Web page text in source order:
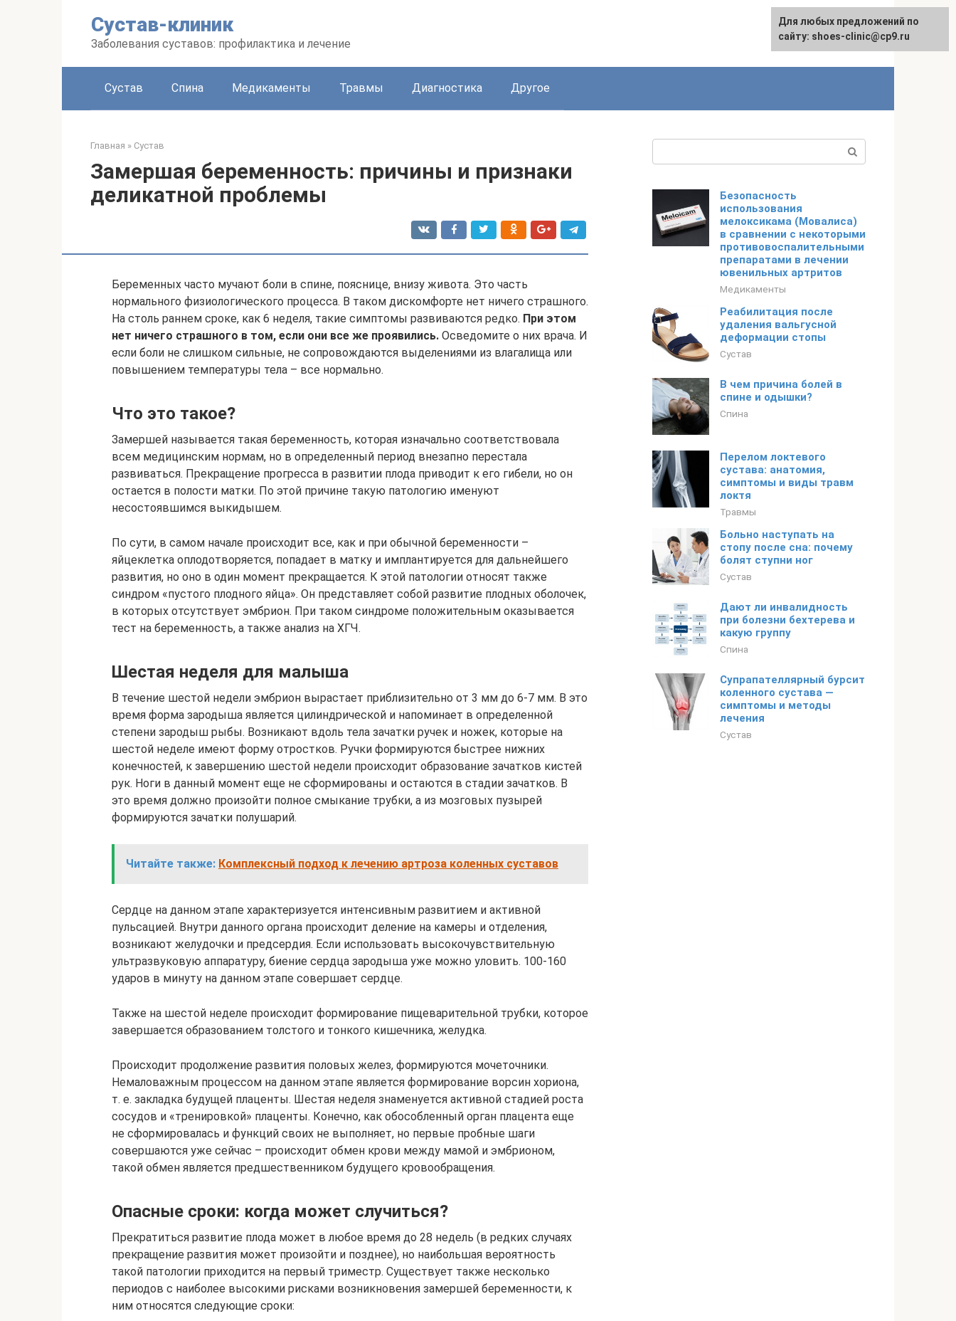
Сустав-клиник
Заболевания суставов: профилактика и лечение
Сустав Спина Медикаменты Травмы Диагностика Другое
Главная » Сустав
Замершая беременность: причины и признаки
деликатной проблемы
Беременных часто мучают боли в спине, пояснице, внизу живота. Это часть
нормального физиологического процесса. В таком дискомфорте нет ничего страшного.
На столь раннем сроке, как 6 неделя, такие симптомы развиваются редко. При этом
нет ничего страшного в том, если они все же проявились. Осведомите о них врача. И
если боли не слишком сильные, не сопровождаются выделениями из влагалища или
повышением температуры тела – все нормально.
Что это такое?
Замершей называется такая беременность, которая изначально соответствовала
всем медицинским нормам, но в определенный период внезапно перестала
развиваться. Прекращение прогресса в развитии плода приводит к его гибели, но он
остается в полости матки. По этой причине такую патологию именуют
несостоявшимся выкидышем.
По сути, в самом начале происходит все, как и при обычной беременности –
яйцеклетка оплодотворяется, попадает в матку и имплантируется для дальнейшего
развития, но оно в один момент прекращается. К этой патологии относят также
синдром «пустого плодного яйца». Он представляет собой развитие плодных оболочек,
в которых отсутствует эмбрион. При таком синдроме положительным оказывается
тест на беременность, а также анализ на ХГЧ.
Шестая неделя для малыша
В течение шестой недели эмбрион вырастает приблизительно от 3 мм до 6-7 мм. В это
время форма зародыша является цилиндрической и напоминает в определенной
степени зародыш рыбы. Возникают вдоль тела зачатки ручек и ножек, которые на
шестой неделе имеют форму отростков. Ручки формируются быстрее нижних
конечностей, к завершению шестой недели происходит образование зачатков кистей
рук. Ноги в данный момент еще не сформированы и остаются в стадии зачатков. В
это время должно произойти полное смыкание трубки, а из мозговых пузырей
формируются зачатки полушарий.
Читайте также: Комплексный подход к лечению артроза коленных суставов
Сердце на данном этапе характеризуется интенсивным развитием и активной
пульсацией. Внутри данного органа происходит деление на камеры и отделения,
возникают желудочки и предсердия. Если использовать высокочувствительную
ультразвуковую аппаратуру, биение сердца зародыша уже можно уловить. 100-160
ударов в минуту на данном этапе совершает сердце.
Также на шестой неделе происходит формирование пищеварительной трубки, которое
завершается образованием толстого и тонкого кишечника, желудка.
Происходит продолжение развития половых желез, формируются мочеточники.
Немаловажным процессом на данном этапе является формирование ворсин хориона,
т. е. закладка будущей плаценты. Шестая неделя знаменуется активной стадией роста
сосудов и «тренировкой» плаценты. Конечно, как обособленный орган плацента еще
не сформировалась и функций своих не выполняет, но первые пробные шаги
совершаются уже сейчас – происходит обмен крови между мамой и эмбрионом,
такой обмен является предшественником будущего кровообращения.
Опасные сроки: когда может случиться?
Прекратиться развитие плода может в любое время до 28 недель (в редких случаях
прекращение развития может произойти и позднее), но наибольшая вероятность
такой патологии приходится на первый триместр. Существует также несколько
периодов с наиболее высокими рисками возникновения замершей беременности, к
ним относятся следующие сроки:
Безопасность
использования
мелоксикама (Мовалиса)
в сравнении с некоторыми
противовоспалительными
препаратами в лечении
ювенильных артритов
Медикаменты
Реабилитация после
удаления вальгусной
деформации стопы
Сустав
В чем причина болей в
спине и одышки?
Спина
Перелом локтевого
сустава: анатомия,
симптомы и виды травм
локтя
Травмы
Больно наступать на
стопу после сна: почему
болят ступни ног
Сустав
Дают ли инвалидность
при болезни бехтерева и
какую группу
Спина
Супрапателлярный бурсит
коленного сустава —
симптомы и методы
лечения
Сустав
Для любых предложений по
сайту: shoes-clinic@cp9.ru